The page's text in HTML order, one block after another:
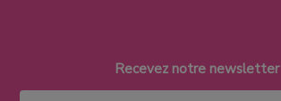
Recevez notre newsletter